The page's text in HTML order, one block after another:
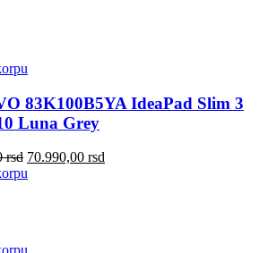
83K100B5YA IdeaPad Slim 3
Luna Grey
rsd 70.990,00 rsd